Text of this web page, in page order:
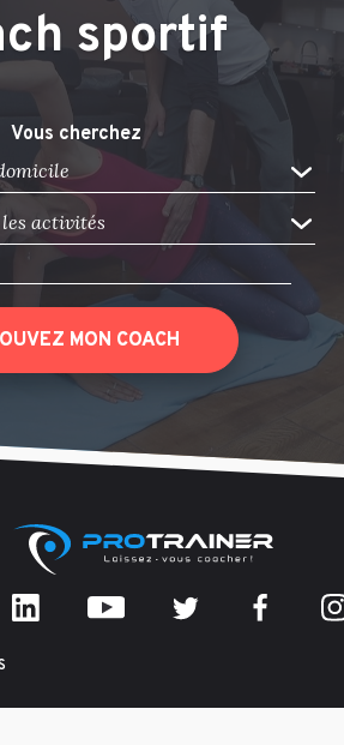
sportif
Vous cherchez
les activités
MON COACH